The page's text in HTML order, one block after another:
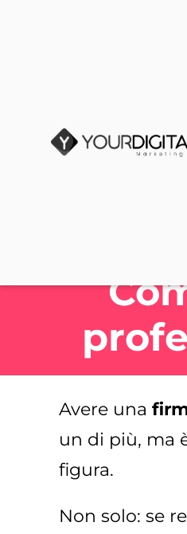
Avere una
un di più, ma
figura.
Non solo: se